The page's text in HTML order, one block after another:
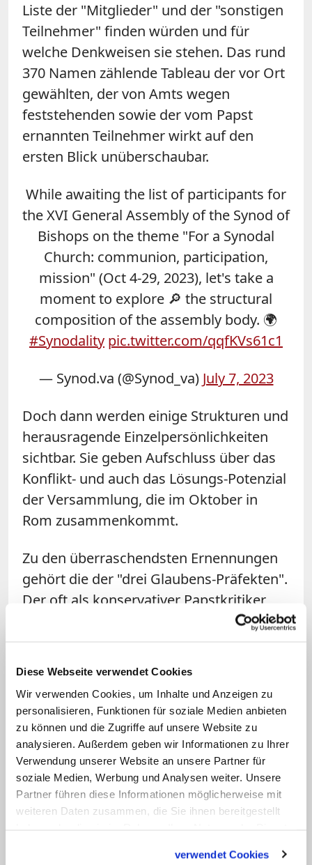
Diese Webseite verwendet Cookies
Wir verwenden Cookies, um Inhalte und Anzeigen zu
personalisieren, Funktionen für soziale Medien anbieten
zu können und die Zugriffe auf unsere Website zu
analysieren. Außerdem geben wir Informationen zu Ihrer
Verwendung unserer Website an unsere Partner für
soziale Medien, Werbung und Analysen weiter. Unsere
Partner führen diese Informationen möglicherweise mit
weiteren Daten zusammen, die Sie ihnen bereitgestellt
verwendet Cookies
Liste der "Mitglieder" und der "sonstigen
Teilnehmer" finden würden und für
welche Denkweisen sie stehen. Das rund
370 Namen zählende Tableau der vor Ort
gewählten, der von Amts wegen
feststehenden sowie der vom Papst
ernannten Teilnehmer wirkt auf den
ersten Blick unüberschaubar.
While awaiting the list of participants for
the XVI General Assembly of the Synod of
Bishops on the theme "For a Synodal
Church: communion, participation,
mission" (Oct 4-29, 2023), let's take a
moment to explore 🔎 the structural
composition of the assembly body. 🌍
#Synodality pic.twitter.com/qqfKVs61c1
— Synod.va (@Synod_va) July 7, 2023
Doch dann werden einige Strukturen und
herausragende Einzelpersönlichkeiten
sichtbar. Sie geben Aufschluss über das
Konflikt- und auch das Lösungs-Potenzial
der Versammlung, die im Oktober in
Rom zusammenkommt.
Zu den überraschendsten Ernennungen
gehört die der "drei Glaubens-Präfekten".
Der oft als konservativer Papstkritiker
auftretende Ex-Glaubens-Präfekt,
fortschrittlicher NachfolgerVictor
Fernandez.
Damit versucht der Papst offenbar,
spätere Flügelkämpfe über die Deutung
der Synode zu vermeiden, indem er
Synodendebatte einbezieht. Auch die